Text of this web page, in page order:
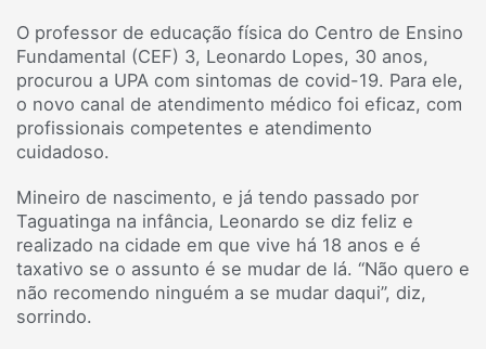
O professor de educação física do Centro de Ensino
Fundamental (CEF) 3, Leonardo Lopes, 30 anos,
procurou a UPA com sintomas de covid-19. Para ele,
o novo canal de atendimento médico foi eficaz, com
profissionais competentes e atendimento
cuidadoso.
Mineiro de nascimento, e já tendo passado por
Taguatinga na infância, Leonardo se diz feliz e
realizado na cidade em que vive há 18 anos e é
taxativo se o assunto é se mudar de lá. “Não quero e
não recomendo ninguém a se mudar daqui”, diz,
sorrindo.